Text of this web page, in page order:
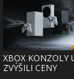
XBOX KONZOLY
ZVÝŠILI CENY